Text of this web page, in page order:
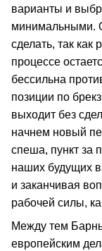
варианты и
минимальными.
сделать, так
процессе
бессильна
позиции по
выходит без
начнем новый
спеша, пункт за
наших будущих
и заканчивая
рабочей силы,
Между тем
европейским